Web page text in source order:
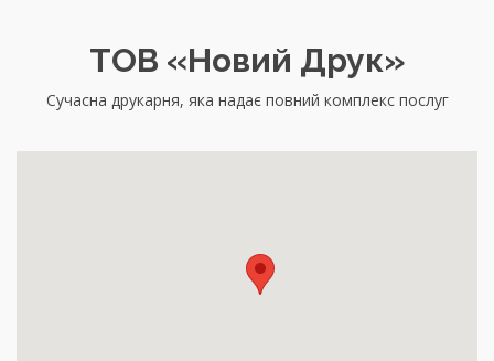
ТОВ «Новий Друк»
Сучасна друкарня, яка надає повний комплекс послуг